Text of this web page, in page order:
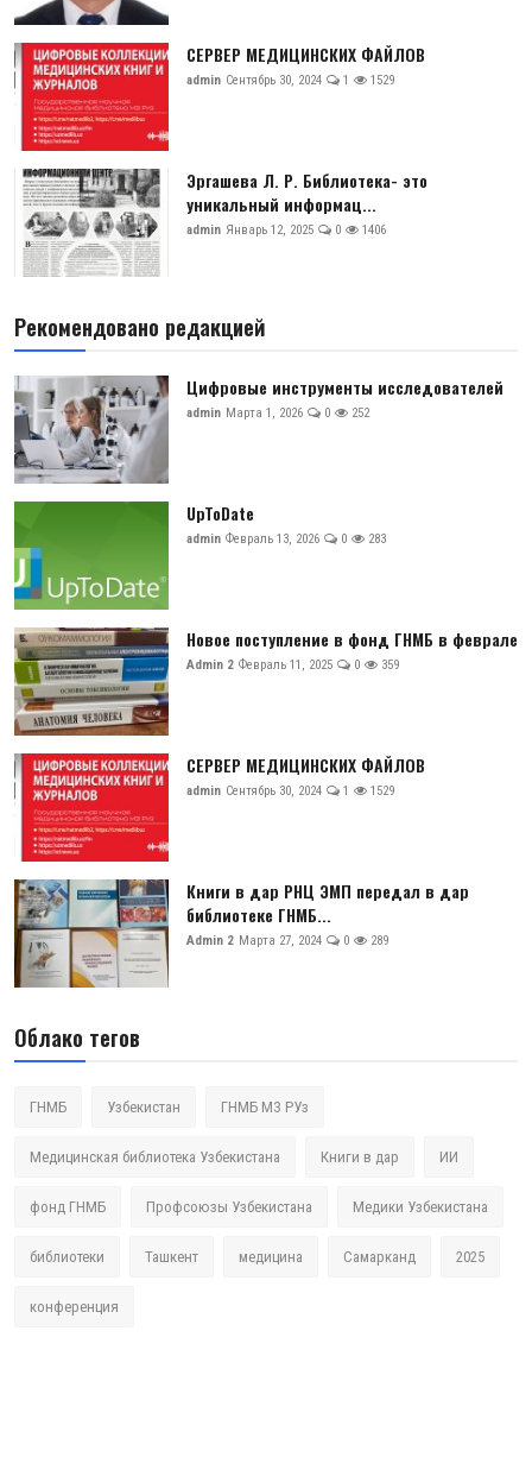
СЕРВЕР МЕДИЦИНСКИХ ФАЙЛОВ
admin Сентябрь 30, 2024 1 1529
Эргашева Л. Р. Библиотека- это
уникальный информац...
admin Январь 12, 2025 0 1406
Рекомендовано редакцией
Цифровые инструменты исследователей
admin Марта 1, 2026 0 252
UpToDate
admin Февраль 13, 2026 0 283
Новое поступление в фонд ГНМБ в феврале
Admin 2 Февраль 11, 2025 0 359
СЕРВЕР МЕДИЦИНСКИХ ФАЙЛОВ
admin Сентябрь 30, 2024 1 1529
Книги в дар РНЦ ЭМП передал в дар
библиотеке ГНМБ...
Admin 2 Марта 27, 2024 0 289
Облако тегов
ГНМБ Узбекистан ГНМБ МЗ РУз
Медицинская библиотека Узбекистана Книги в дар ИИ
фонд ГНМБ Профсоюзы Узбекистана Медики Узбекистана
библиотеки Ташкент медицина Самарканд 2025
конференция